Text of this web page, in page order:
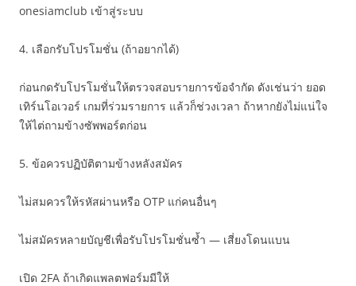
onesiamclub เข้าสู่ระบบ
4. เลือกรับโปรโมชั่น (ถ้าอยากได้)
ก่อนกดรับโปรโมชั่นให้ตรวจสอบรายการข้อจำกัด ดังเช่นว่า ยอด
เทิร์นโอเวอร์ เกมที่ร่วมรายการ แล้วก็ช่วงเวลา ถ้าหากยังไม่แน่ใจ
ให้ไต่ถามข้างซัพพอร์ตก่อน
5. ข้อควรปฏิบัติตามข้างหลังสมัคร
ไม่สมควรให้รหัสผ่านหรือ OTP แก่คนอื่นๆ
ไม่สมัครหลายบัญชีเพื่อรับโปรโมชั่นซ้ำ — เสี่ยงโดนแบน
เปิด 2FA ถ้าเกิดแพลตฟอร์มมีให้